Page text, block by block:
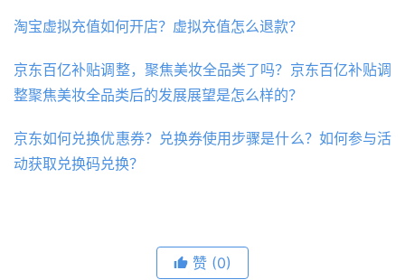
淘宝虚拟充值如何开店？虚拟充值怎么退款？
京东百亿补贴调整，聚焦美妆全品类了吗？京东百亿补贴调
整聚焦美妆全品类后的发展展望是怎么样的？
京东如何兑换优惠券？兑换券使用步骤是什么？如何参与活
动获取兑换码兑换？
赞 (0)